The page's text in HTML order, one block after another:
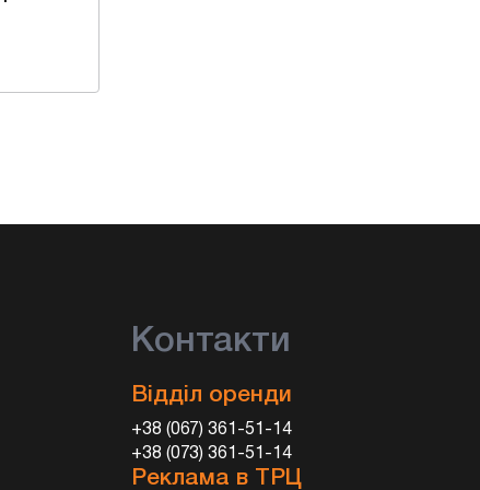
Контакти
Відділ оренди
+38 (067) 361-51-14
+38 (073) 361-51-14
Реклама в ТРЦ